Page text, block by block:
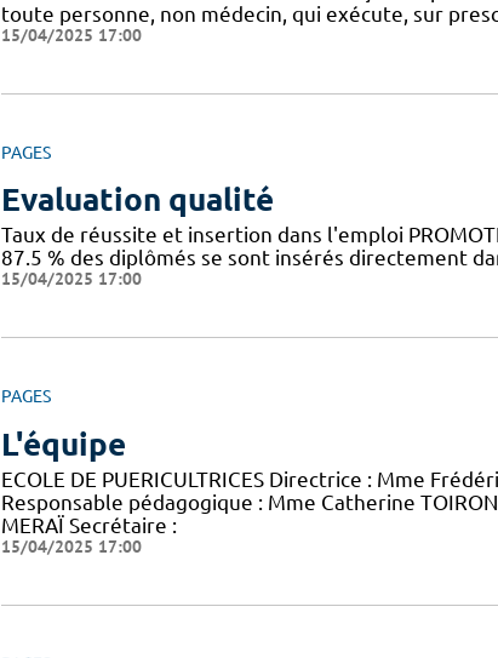
toute personne, non médecin, qui exécute, sur
15/04/2025 17:00
PAGES
Evaluation qualité
Taux de réussite et insertion dans l'emploi
87.5 % des diplômés se sont insérés directement
15/04/2025 17:00
PAGES
L'équipe
ECOLE DE PUERICULTRICES Directrice : Mme
Responsable pédagogique : Mme Catherine
MERAÏ Secrétaire :
15/04/2025 17:00